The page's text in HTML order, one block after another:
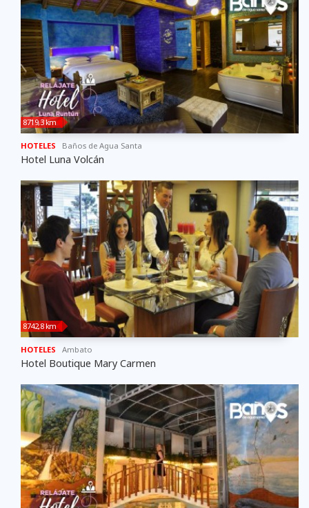
8719,3 km
HOTELES Baños de Agua Santa
Hotel Luna Volcán
8742,8 km
HOTELES Ambato
Hotel Boutique Mary Carmen